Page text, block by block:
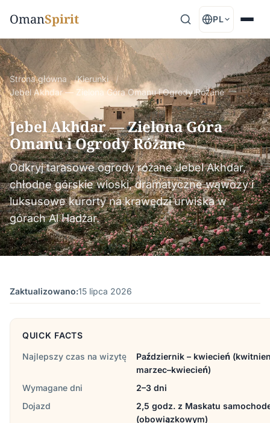
OmanSpirit PL
Strona główna
Kierunki
Jebel Akhdar — Zielona Góra Omanu i Ogrody Różane
Jebel Akhdar — Zielona Góra
Omanu i Ogrody Różane
Odkryj tarasowe ogrody różane Jebel Akhdar,
chłodne górskie wioski, dramatyczne wąwozy i
luksusowe kurorty na krawędzi urwiska w
górach Al Hadżar.
Zaktualizowano:15 lipca 2026
QUICK FACTS
Najlepszy czas na wizytę
Październik – kwiecień
marzec–kwiecień)
Wymagane dni
2–3 dni
Dojazd
2,5 godz. z Maskatu
(obowiązkowym)